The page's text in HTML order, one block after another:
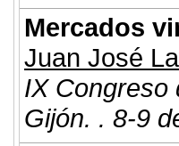
Mercados
Juan José
IX Congreso
Gijón. . 8-9